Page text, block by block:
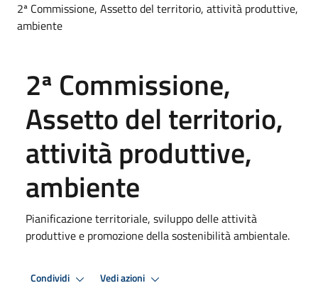
2ª Commissione, Assetto del territorio, attività produttive,
ambiente
2ª Commissione,
Assetto del territorio,
attività produttive,
ambiente
Pianificazione territoriale, sviluppo delle attività
produttive e promozione della sostenibilità ambientale.
Condividi Vedi azioni